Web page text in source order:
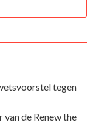
tegen
de Renew the